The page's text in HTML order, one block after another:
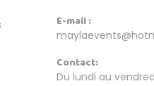
E-mail :
Contact:
Du lundi au